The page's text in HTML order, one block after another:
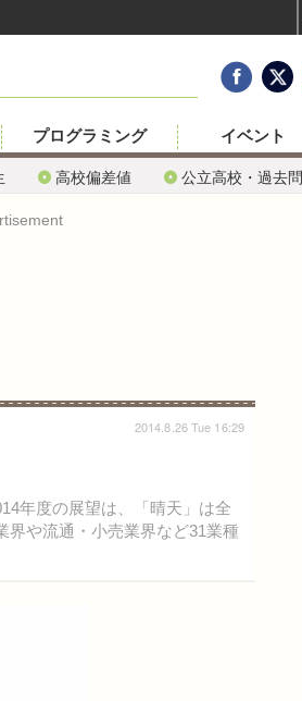
高校偏差値 公立高校・過去問
プログラミング イベント
年度の展望は、「晴天」は全
界や流通・小売業界など31業種
2014.8.26 Tue 16:29